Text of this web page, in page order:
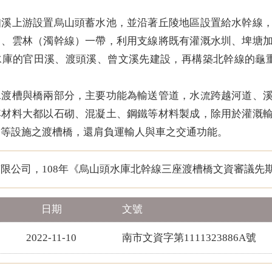
上游設置烏山頭蓄水池，並沿著丘陵地區設置給水幹線
雲林（濁幹線）一帶，利用支線將既有灌溉水圳、埤塘
的官田溪、渡頭溪、曾文溪先建設，再構築北幹線的
槽與橋兩部分，主要功能為輸送管道，水流跨越河道、
料大都以石砌、混凝土、鋼鐵等材料製成，除用於灌溉
設施之渡槽橋，還肩負運輸人與車之交通功能。
公司，108年《烏山頭水庫北幹線三座渡槽橋文資審議先
日期 文號
2022-11-10 南市文資字第1111323886A號